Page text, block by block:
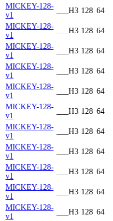
MICKEY-128-
v1
___H3 128 64
MICKEY-128-
v1
___H3 128 64
MICKEY-128-
v1
___H3 128 64
MICKEY-128-
v1
___H3 128 64
MICKEY-128-
v1
___H3 128 64
MICKEY-128-
v1
___H3 128 64
MICKEY-128-
v1
___H3 128 64
MICKEY-128-
v1
___H3 128 64
MICKEY-128-
v1
___H3 128 64
MICKEY-128-
v1
___H3 128 64
MICKEY-128-
v1
___H3 128 64